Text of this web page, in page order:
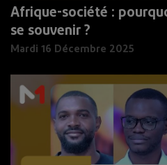
Afrique-société :
se souvenir ?
Mardi 16 Décembre 2025